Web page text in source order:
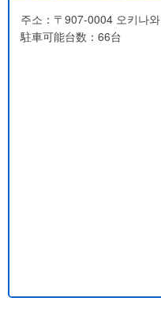
주소：〒907-0004 오키나
駐車可能台数：66台